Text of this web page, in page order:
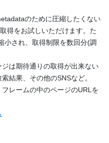
のために圧縮したくない
得をお試しいただけます。た
小され、取得制限を数回分(調
は期待通りの取得が出来ない
結果、その他のSNSなど。
レームの中のページのURLを